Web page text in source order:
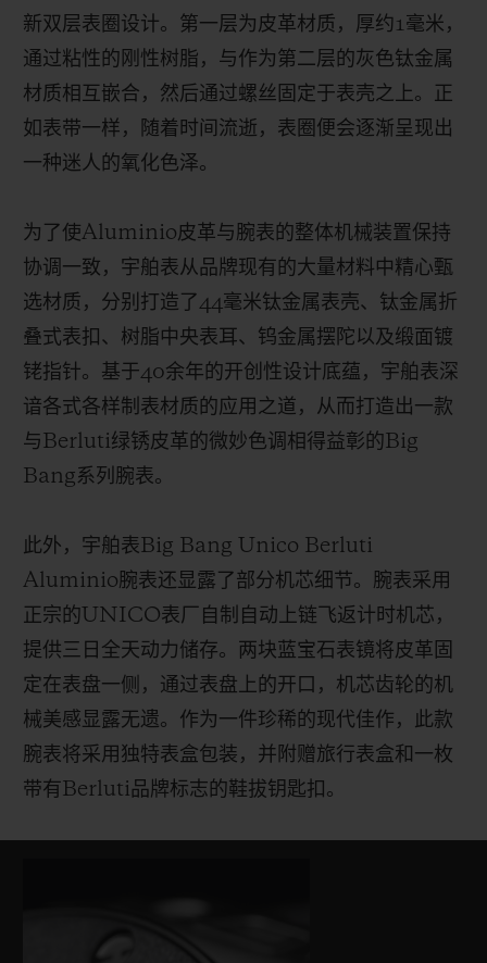
新双层表圈设计。第一层为皮革材质，厚约1毫米，
通过粘性的刚性树脂，与作为第二层的灰色钛金属
材质相互嵌合，然后通过螺丝固定于表壳之上。正
如表带一样，
随着时间流逝， 表圈便会逐渐呈现出
一种迷人的氧化色泽。
为了使Aluminio皮革与腕表的整体机械装置保持
协调一致，宇舶表从品牌现有的大量材料中精心甄
选材质，分别打造了 44毫米钛金属表壳、钛金属折
叠式表扣、树脂中央表耳、钨金属摆陀以及缎面镀
铑指针。基于40余年的开创性设计底蕴，宇舶表深
谙各式各样制表材质的应用之道，从而打造出一款
与Berluti绿锈皮革的微妙色调相得益彰的Big
Bang系列腕表。
此外，宇舶表Big Bang Unico Berluti
Aluminio腕表还显露了部分机芯细节。腕表采用
正宗的UNICO表厂自制自动上链飞返计时机芯，
提供三日全天动力储存。两块蓝宝石表镜将皮革固
定在表盘一侧，通过表盘上的开口，机芯齿轮的机
械美感显露无遗。作为一件珍稀的现代佳作，此款
腕表将采用独特表盒包装，并附赠旅行表盒和一枚
带有 Berluti品牌标志的鞋拔钥匙扣。